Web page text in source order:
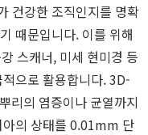
건강한 조직인지를 명확
때문입니다. 이를 위해
스캐너, 미세 현미경 등
으로 활용합니다. 3D-
리의 염증이나 균열까지
아의 상태를 0.01mm 단